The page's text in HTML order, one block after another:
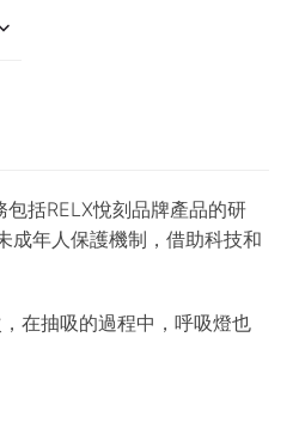
括RELX悅刻品牌產品的研
成年人保護機制，借助科技和
在抽吸的過程中，呼吸燈也